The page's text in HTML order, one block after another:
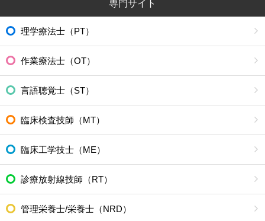
専門サイト
理学療法士（PT）
作業療法士（OT）
言語聴覚士（ST）
臨床検査技師（MT）
臨床工学技士（ME）
診療放射線技師（RT）
管理栄養士/栄養士（NRD）